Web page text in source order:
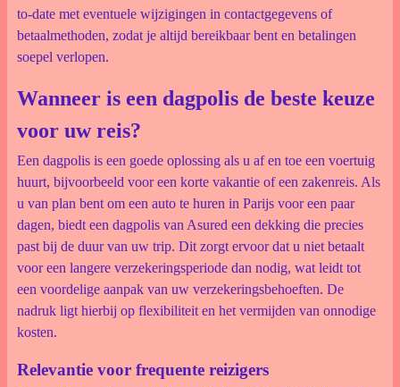
to-date met eventuele wijzigingen in contactgegevens of
betaalmethoden, zodat je altijd bereikbaar bent en betalingen
soepel verlopen.
Wanneer is een dagpolis de beste keuze
voor uw reis?
Een dagpolis is een goede oplossing als u af en toe een voertuig
huurt, bijvoorbeeld voor een korte vakantie of een zakenreis. Als
u van plan bent om een auto te huren in Parijs voor een paar
dagen, biedt een dagpolis van Asured een dekking die precies
past bij de duur van uw trip. Dit zorgt ervoor dat u niet betaalt
voor een langere verzekeringsperiode dan nodig, wat leidt tot
een voordelige aanpak van uw verzekeringsbehoeften. De
nadruk ligt hierbij op flexibiliteit en het vermijden van onnodige
kosten.
Relevantie voor frequente reizigers